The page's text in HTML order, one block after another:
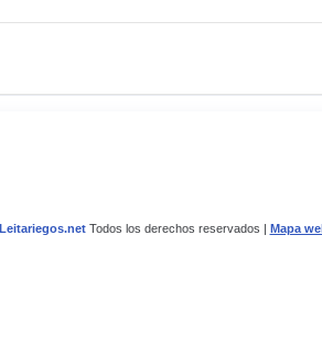
Leitariegos.netTodos los derechos reservados | Mapa